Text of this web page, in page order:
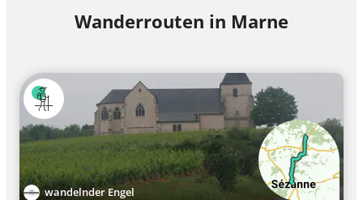
Wanderrouten in Marne
wandelnder Engel